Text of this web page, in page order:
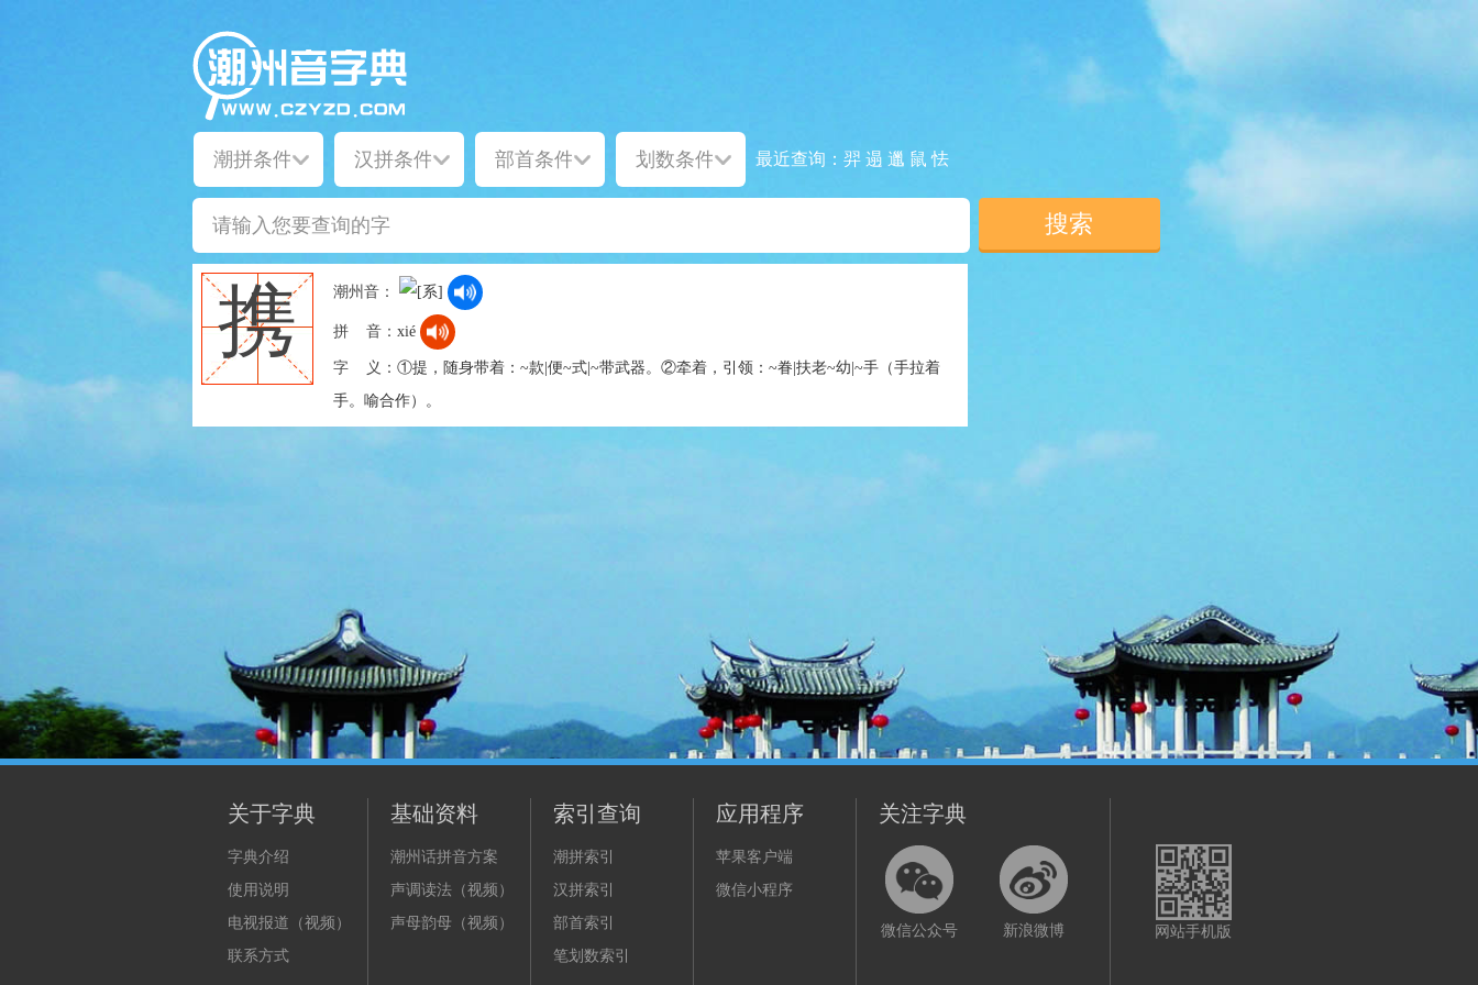
最近查询： 羿 遢 邋 鼠 怯
携 潮州音：
拼 音： xié
字 义： ①提，随身带着：~款|便~式|~带武器。②牵着，引领：~眷|扶老~幼|~手（手拉着
手。喻合作）。
关于字典
字典介绍
使用说明
电视报道（视频）
联系方式
基础资料
潮州话拼音方案
声调读法（视频）
声母韵母（视频）
索引查询
潮拼索引
汉拼索引
部首索引
笔划数索引
应用程序
苹果客户端
微信小程序
关注字典
微信公众号 新浪微博 网站手机版